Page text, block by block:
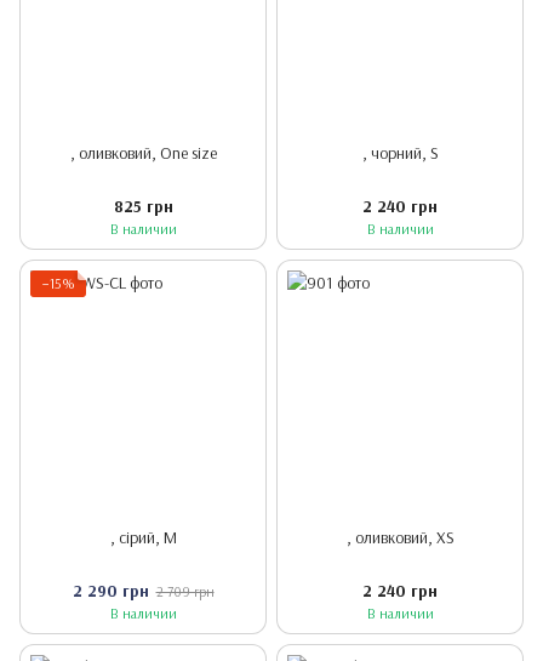
, оливковий, One size
825 грн
В наличии
, чорний, S
2 240 грн
В наличии
−15%
, сірий, M
2 290 грн 2 709 грн
В наличии
, оливковий, XS
2 240 грн
В наличии